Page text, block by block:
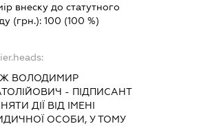
внеску до статутного
(грн.): 100 (100 %)
ВОЛОДИМИР
- ПІДПИСАНТ
ДІЇ ВІД ІМЕНІ
ОСОБИ, У ТОМУ